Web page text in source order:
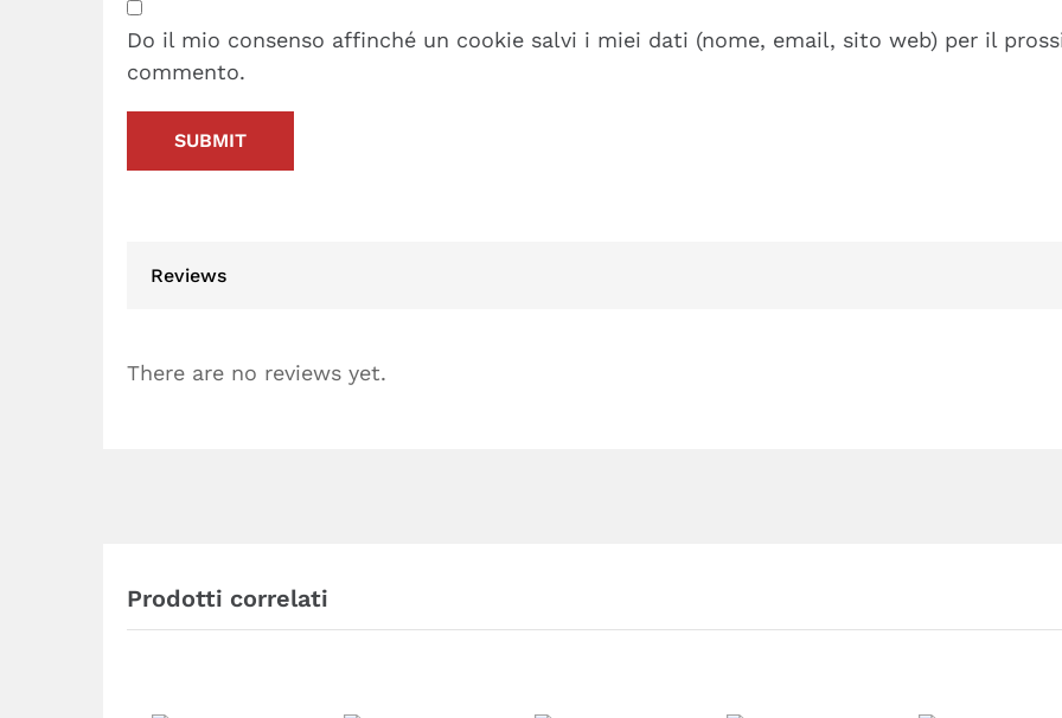
Do il mio consenso affinché un cookie salvi i miei dati (nome, email, sito web) per il
commento.
Reviews
There are no reviews yet.
Prodotti correlati